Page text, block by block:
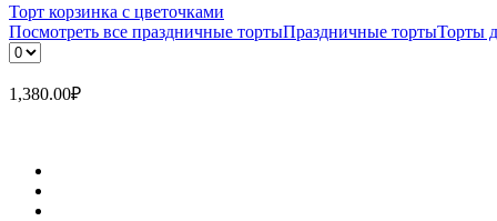
Торт корзинка с цветочками
Посмотреть все праздничные тортыПраздничные тортыТорты
1,380.00₽